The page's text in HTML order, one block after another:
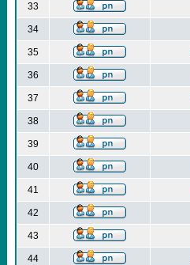
33
34
35
36
37
38
39
40
41
42
43
44